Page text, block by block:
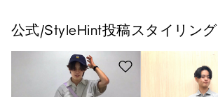
公式/StyleHint投稿スタイリング